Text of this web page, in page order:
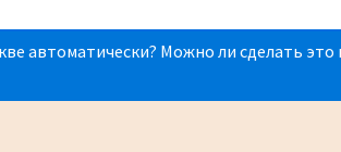
автоматически? Можно ли сделать это